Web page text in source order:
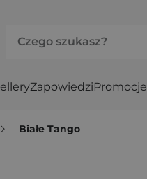
ZapowiedziPromocje
Białe Tango